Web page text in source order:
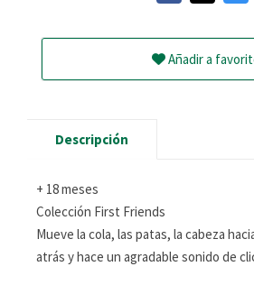
Añadir a
Descripción
+ 18 meses
Colección First Friends
Mueve la cola, las patas, la cabeza
atrás y hace un agradable sonido de